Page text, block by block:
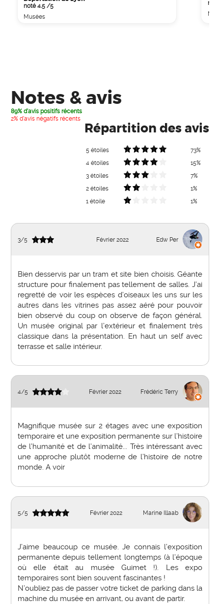
noté 4.5 /5
Musées
Notes & avis
89% d'avis positifs récents
2% d'avis négatifs récents
Répartition des avis
5 étoiles
73%
4 étoiles
15%
3 étoiles
7%
2 étoiles
1%
1 étoile
1%
3/5 Février 2022 Edw Per
Bien desservis par un tram et site bien choisis. Géante
structure pour finalement pas tellement de salles. J’ai
regretté de voir les espèces d’oiseaux les uns sur les
autres dans les vitrines pas assez aéré pour pouvoir
bien observé du coup on observe de façon général.
Un musée original par l’extérieur et finalement très
classique dans la présentation. En haut un self avec
terrasse et salle intérieur.
4/5 Février 2022 Frédéric Terry
Magnifique musée sur 2 étages avec une exposition
temporaire et une exposition permanente sur l’histoire
de l’humanité et de l’animalité... Très intéressant avec
une approche plutôt moderne de l’histoire de notre
monde. A voir
5/5 Février 2022 Marine Illaab
J’aime beaucoup ce musée. Je connais l’exposition
permanente depuis tellement longtemps (à l’époque
où elle était au musée Guimet !). Les expo
temporaires sont bien souvent fascinantes !
N’oubliez pas de passer votre ticket de parking dans la
machine du musée en arrivant, ou avant de partir.